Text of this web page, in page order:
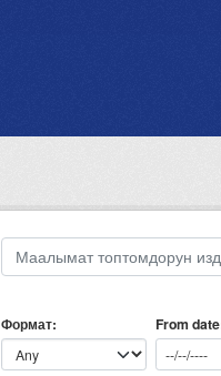
Формат From date